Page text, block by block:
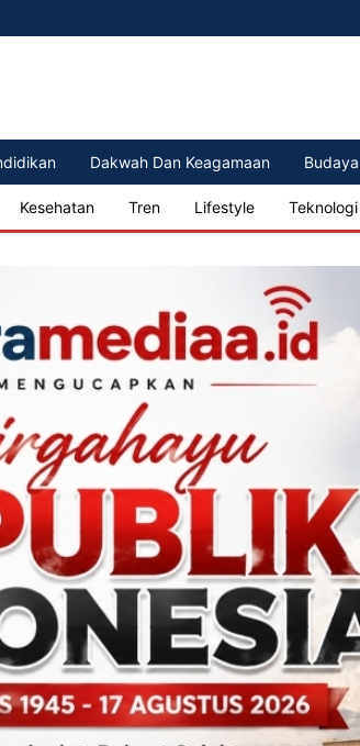
Dakwah Dan Keagamaan Budaya
Kesehatan Tren Lifestyle Teknologi